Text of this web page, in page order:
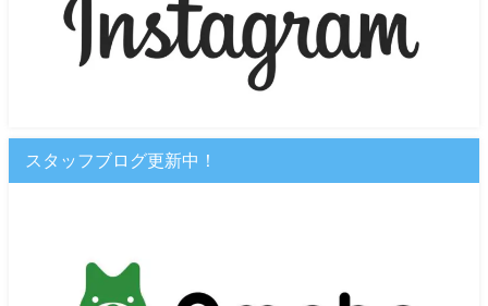
スタッフブログ更新中！